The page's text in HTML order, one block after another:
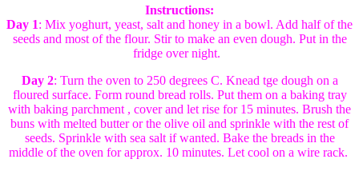
Instructions:
Day 1: Mix yoghurt, yeast, salt and honey in a bowl. Add half of the
seeds and most of the flour. Stir to make an even dough. Put in the
fridge over night.
Day 2: Turn the oven to 250 degrees C. Knead tge dough on a
floured surface. Form round bread rolls. Put them on a baking tray
with baking parchment , cover and let rise for 15 minutes. Brush the
buns with melted butter or the olive oil and sprinkle with the rest of
seeds. Sprinkle with sea salt if wanted. Bake the breads in the
middle of the oven for approx. 10 minutes. Let cool on a wire rack.